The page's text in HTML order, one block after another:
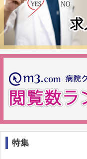
特集